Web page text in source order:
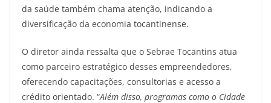
da saúde também chama atenção, indicando a
diversificação da economia tocantinense.
O diretor ainda ressalta que o Sebrae Tocantins atua
como parceiro estratégico desses empreendedores,
oferecendo capacitações, consultorias e acesso a
crédito orientado. “Além disso, programas como o Cidade